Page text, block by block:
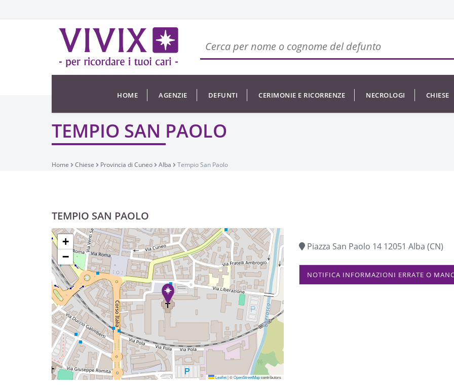
HOME AGENZIE DEFUNTI CERIMONIE E RICORRENZE NECROLOGI CHIESE
TEMPIO SAN PAOLO
Home Chiese Provincia di Cuneo Alba Tempio San Paolo
TEMPIO SAN PAOLO
+
−
Leaflet |©OpenStreetMapcontributors
Piazza San Paolo 14 12051 Alba (CN)
NOTIFICA INFORMAZIONI ERRATE O